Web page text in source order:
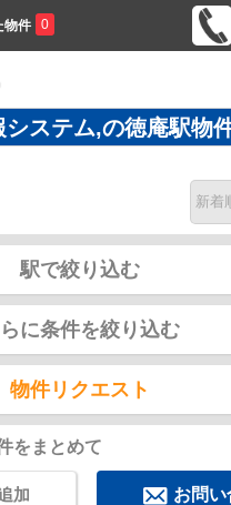
物件 0
ステム,の徳庵駅物
駅で絞り込む
に条件を絞り込む
物件リクエスト
をまとめて
加 お問